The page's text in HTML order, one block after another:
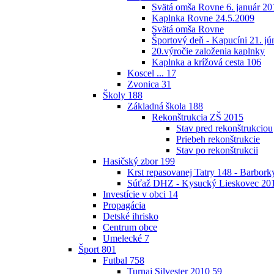
Svätá omša Rovne 6. január
Kaplnka Rovne 24.5.2009
Svätá omša Rovne
Športový deň - Kapucíni 21.
20.výročie založenia kaplnky
Kaplnka a krížová cesta 106
Koscel ... 17
Zvonica 31
Školy 188
Základná škola 188
Rekonštrukcia ZŠ 2015
Stav pred rekonštrukciou
Priebeh rekonštrukcie
Stav po rekonštrukcii
Hasičský zbor 199
Krst repasovanej Tatry 148 -
Súťaž DHZ - Kysucký Lieskovec
Investície v obci 14
Propagácia
Detské ihrisko
Centrum obce
Umelecké 7
Šport 801
Futbal 758
Turnaj Silvester 2010 59